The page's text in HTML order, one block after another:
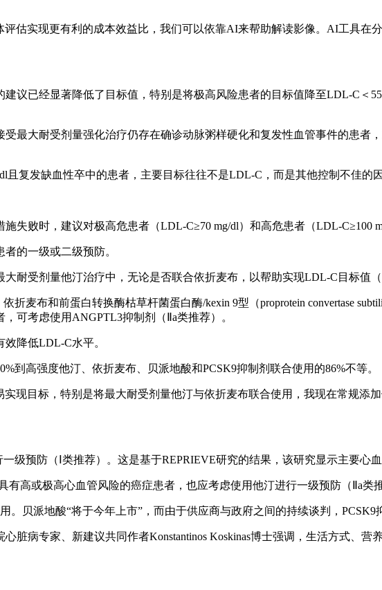
评估实现更有利的成本效益比，我们可以依靠AI来帮助解读影像。AI工具在
议已经显著降低了目标值，特别是将极高风险患者的目标值降至LDL-C＜
最大耐受剂量强化治疗仍存在确诊动脉粥样硬化和复发性血管事件的患者
且复发缺血性卒中的患者，主要目标往往不是LDL-C，而是其他控制不佳的
失败时，建议对极高危患者（LDL-C≥70 mg/dl）和高危患者（LDL-C≥100
的一级或二级预防。
耐受剂量他汀治疗中，无论是否联合依折麦布，以帮助实现LDL-C目标值（
麦布和前蛋白转换酶枯草杆菌蛋白酶/kexin 9型（proprotein convertase
可考虑使用ANGPTL3抑制剂（Ⅱa类推荐）。
降低LDL-C水平。
到高强度他汀、依折麦布、贝派地酸和PCSK9抑制剂联合使用的86%不等。
实现目标，特别是将最大耐受剂量他汀与依折麦布联合使用，我现在常规
级预防（Ⅰ类推荐）。这是基于REPRIEVE研究的结果，该研究显示主要心血
高或极高心血管风险的癌症患者，也应考虑使用他汀进行一级预防（Ⅱa类推
。贝派地酸“将于今年上市”，而由于供应商与政府之间的持续谈判，PCSK9
脏病专家、新建议共同作者Konstantinos Koskinas博士强调，生活方式、